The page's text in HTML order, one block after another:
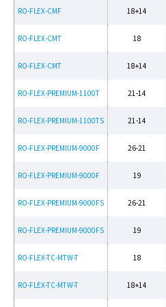
RO-FLEX-CMF 18+14
RO-FLEX-CMT 18
RO-FLEX-CMT 18+14
RO-FLEX-PREMIUM-1100T 21-14
RO-FLEX-PREMIUM-1100TS 21-14
RO-FLEX-PREMIUM-9000F 26-21
RO-FLEX-PREMIUM-9000F 19
RO-FLEX-PREMIUM-9000FS 26-21
RO-FLEX-PREMIUM-9000FS 19
RO-FLEX-TC-MTW-T 18
RO-FLEX-TC-MTW-T 18+14